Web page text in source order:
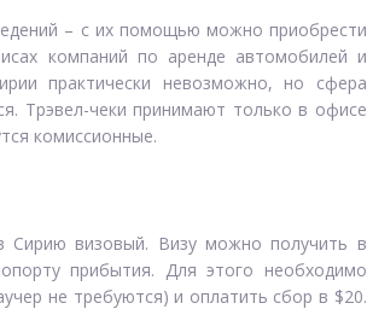
– с их помощью можно приобрести
компаний по аренде автомобилей и
практически невозможно, но сфера
Трэвел-чеки принимают только в офисе
комиссионные.
Сирию визовый. Визу можно получить в
прибытия. Для этого необходимо
не требуются) и оплатить сбор в $20.